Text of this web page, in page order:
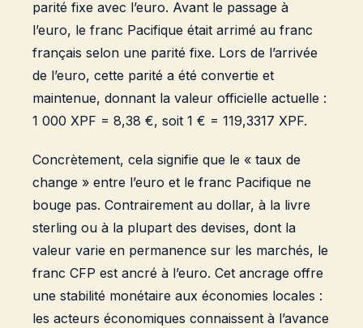
parité fixe avec l’euro. Avant le passage à
l’euro, le franc Pacifique était arrimé au franc
français selon une parité fixe. Lors de l’arrivée
de l’euro, cette parité a été convertie et
maintenue, donnant la valeur officielle actuelle :
1 000 XPF = 8,38 €, soit 1 € = 119,3317 XPF.
Concrètement, cela signifie que le « taux de
change » entre l’euro et le franc Pacifique ne
bouge pas. Contrairement au dollar, à la livre
sterling ou à la plupart des devises, dont la
valeur varie en permanence sur les marchés, le
franc CFP est ancré à l’euro. Cet ancrage offre
une stabilité monétaire aux économies locales :
les acteurs économiques connaissent à l’avance